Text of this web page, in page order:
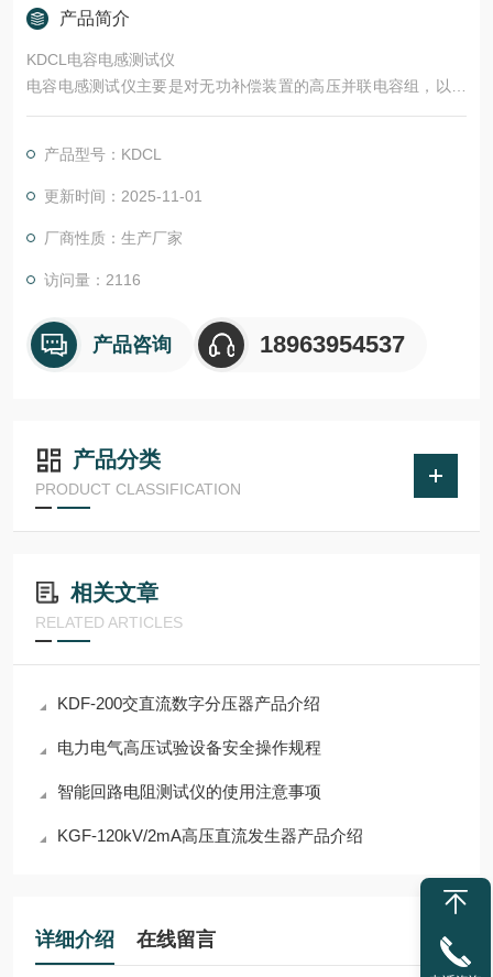
产品简介
KDCL电容电感测试仪
电容电感测试仪主要是对无功补偿装置的高压并联电容组，以及
电抗器的测量，其测量依据，符合SJ-255-10300电容测量仪国家
门研制，它主要解决了以下问题：
作效率、避免损害电力设备；
体故障；
产品型号：KDCL
更新时间：2025-11-01
厂商性质：生产厂家
访问量：2116
产品咨询 18963954537
产品分类
PRODUCT CLASSIFICATION
相关文章
RELATED ARTICLES
KDF-200交直流数字分压器产品介绍
电力电气高压试验设备安全操作规程
智能回路电阻测试仪的使用注意事项
KGF-120kV/2mA高压直流发生器产品介绍
详细介绍 在线留言